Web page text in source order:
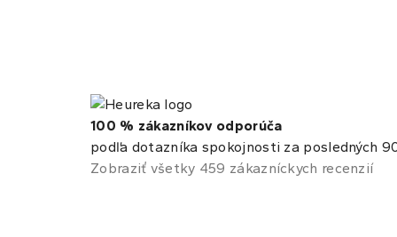
100 % zákazníkov odporúča
podľa dotazníka spokojnosti za posledných
Zobraziť všetky 459 zákazníckych recenzií